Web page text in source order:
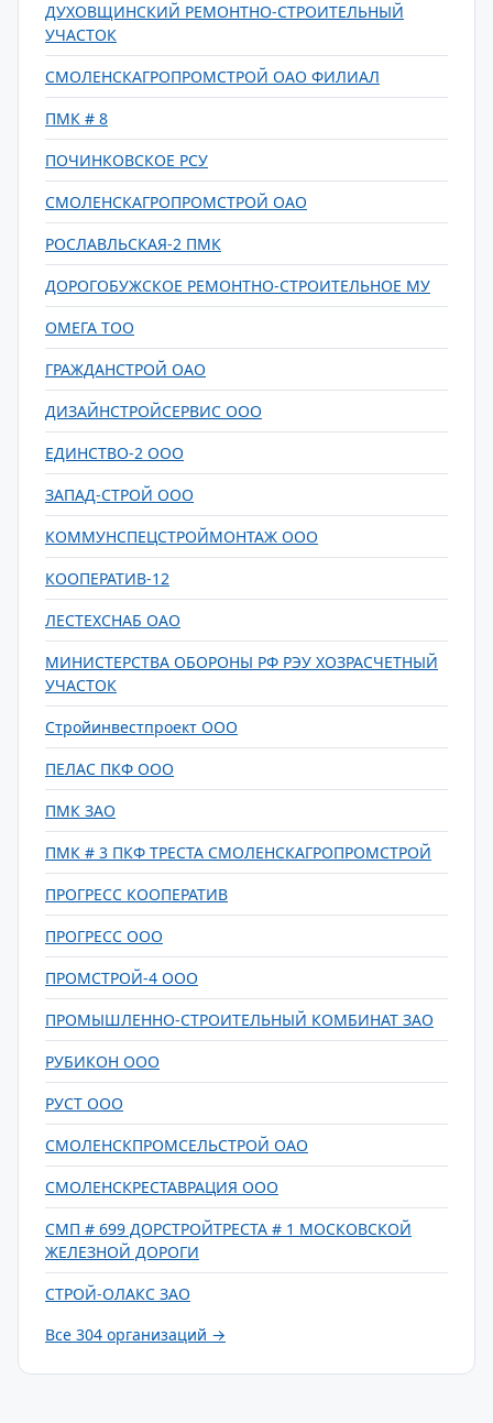
ДУХОВЩИНСКИЙ РЕМОНТНО-СТРОИТЕЛЬНЫЙ
УЧАСТОК
СМОЛЕНСКАГРОПРОМСТРОЙ ОАО ФИЛИАЛ
ПМК # 8
ПОЧИНКОВСКОЕ РСУ
СМОЛЕНСКАГРОПРОМСТРОЙ ОАО
РОСЛАВЛЬСКАЯ-2 ПМК
ДОРОГОБУЖСКОЕ РЕМОНТНО-СТРОИТЕЛЬНОЕ МУ
ОМЕГА ТОО
ГРАЖДАНСТРОЙ ОАО
ДИЗАЙНСТРОЙСЕРВИС ООО
ЕДИНСТВО-2 ООО
ЗАПАД-СТРОЙ ООО
КОММУНСПЕЦСТРОЙМОНТАЖ ООО
КООПЕРАТИВ-12
ЛЕСТЕХСНАБ ОАО
МИНИСТЕРСТВА ОБОРОНЫ РФ РЭУ ХОЗРАСЧЕТНЫЙ
УЧАСТОК
Стройинвестпроект ООО
ПЕЛАС ПКФ ООО
ПМК ЗАО
ПМК # 3 ПКФ ТРЕСТА СМОЛЕНСКАГРОПРОМСТРОЙ
ПРОГРЕСС КООПЕРАТИВ
ПРОГРЕСС ООО
ПРОМСТРОЙ-4 ООО
ПРОМЫШЛЕННО-СТРОИТЕЛЬНЫЙ КОМБИНАТ ЗАО
РУБИКОН ООО
РУСТ ООО
СМОЛЕНСКПРОМСЕЛЬСТРОЙ ОАО
СМОЛЕНСКРЕСТАВРАЦИЯ ООО
СМП # 699 ДОРСТРОЙТРЕСТА # 1 МОСКОВСКОЙ
ЖЕЛЕЗНОЙ ДОРОГИ
СТРОЙ-ОЛАКС ЗАО
Все 304 организаций →